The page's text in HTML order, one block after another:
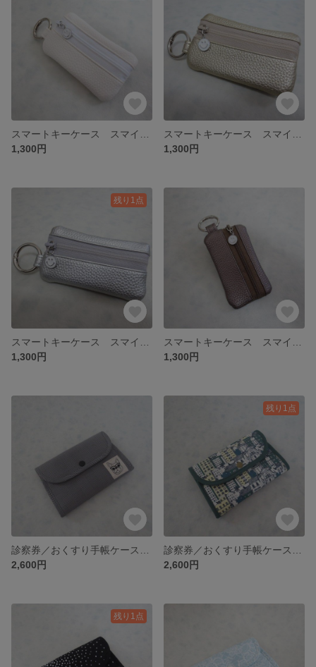
1,300円
1,300円
残り1点
1,300円
1,300円
2,600円
残り1点
2,600円
残り1点